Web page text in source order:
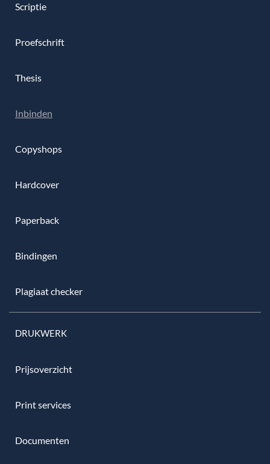
Scriptie
Proefschrift
Thesis
Inbinden
Copyshops
Hardcover
Paperback
Bindingen
Plagiaat checker
DRUKWERK
Prijsoverzicht
Print services
Documenten